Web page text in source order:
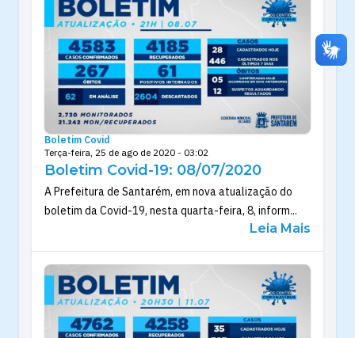
Boletim Covid
Terça-feira, 25 de ago de 2020 - 03:02
Boletim Covid-19: 08/07/2020
A Prefeitura de Santarém, em nova atualização do
boletim da Covid-19, nesta quarta-feira, 8, inform...
Leia Mais